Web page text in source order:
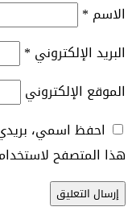
الاسم *
البريد الإلكتروني *
الموقع الإلكتروني
احفظ اسمي،
هذا المتصفح